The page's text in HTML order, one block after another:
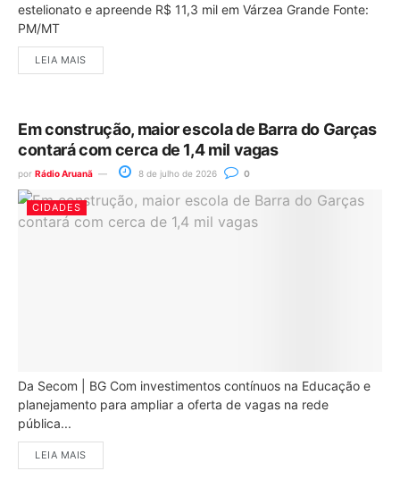
estelionato e apreende R$ 11,3 mil em Várzea Grande Fonte:
PM/MT
LEIA MAIS
Em construção, maior escola de Barra do Garças
contará com cerca de 1,4 mil vagas
por Rádio Aruanã 8 de julho de 2026 0
CIDADES
Da Secom | BG Com investimentos contínuos na Educação e
planejamento para ampliar a oferta de vagas na rede
pública...
LEIA MAIS